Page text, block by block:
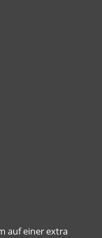
auf einer extra